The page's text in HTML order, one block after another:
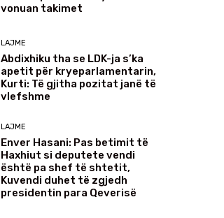
vonuan takimet
LAJME
Abdixhiku tha se LDK-ja s’ka
apetit për kryeparlamentarin,
Kurti: Të gjitha pozitat janë të
vlefshme
LAJME
Enver Hasani: Pas betimit të
Haxhiut si deputete vendi
është pa shef të shtetit,
Kuvendi duhet të zgjedh
presidentin para Qeverisë